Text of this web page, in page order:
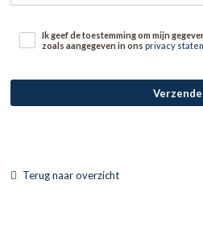
Ik geef de toestemming om mijn
zoals aangegeven in ons privacy
Terug naar overzicht